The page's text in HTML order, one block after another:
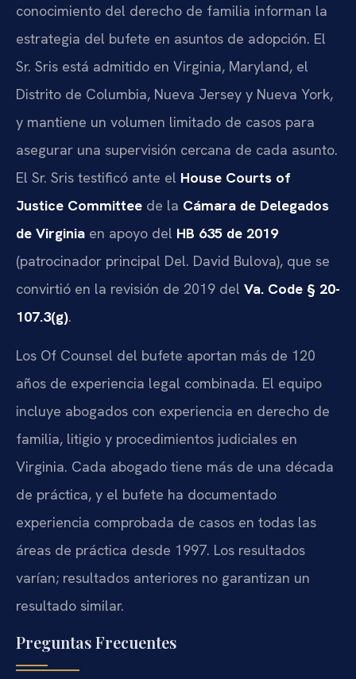
conocimiento del derecho de familia informan la
estrategia del bufete en asuntos de adopción. El
Sr. Sris está admitido en Virginia, Maryland, el
Distrito de Columbia, Nueva Jersey y Nueva York,
y mantiene un volumen limitado de casos para
asegurar una supervisión cercana de cada asunto.
El Sr. Sris testificó ante el House Courts of
Justice Committee de la Cámara de Delegados
de Virginia en apoyo del HB 635 de 2019
(patrocinador principal Del. David Bulova), que se
convirtió en la revisión de 2019 del Va. Code § 20-
107.3(g).
Los Of Counsel del bufete aportan más de 120
años de experiencia legal combinada. El equipo
incluye abogados con experiencia en derecho de
familia, litigio y procedimientos judiciales en
Virginia. Cada abogado tiene más de una década
de práctica, y el bufete ha documentado
experiencia comprobada de casos en todas las
áreas de práctica desde 1997. Los resultados
varían; resultados anteriores no garantizan un
resultado similar.
Preguntas Frecuentes